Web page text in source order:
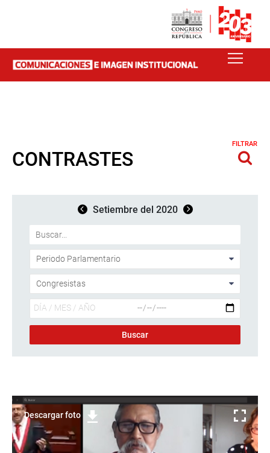
CONTRASTES
FILTRAR
Setiembre del 2020
Descargar foto